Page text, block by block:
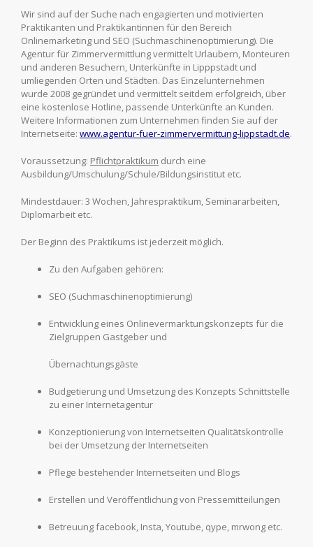
Wir sind auf der Suche nach engagierten und motivierten
Praktikanten und Praktikantinnen für den Bereich
Onlinemarketing und SEO (Suchmaschinenoptimierung). Die
Agentur für Zimmervermittlung vermittelt Urlaubern, Monteuren
und anderen Besuchern, Unterkünfte in Lipppstadt und
umliegenden Orten und Städten. Das Einzelunternehmen
wurde 2008 gegründet und vermittelt seitdem erfolgreich, über
eine kostenlose Hotline, passende Unterkünfte an Kunden.
Weitere Informationen zum Unternehmen finden Sie auf der
Internetseite: www.agentur-fuer-zimmervermittung-lippstadt.de.
Voraussetzung: Pflichtpraktikum durch eine
Ausbildung/Umschulung/Schule/Bildungsinstitut etc.
Mindestdauer: 3 Wochen, Jahrespraktikum, Seminararbeiten,
Diplomarbeit etc.
Der Beginn des Praktikums ist jederzeit möglich.
Zu den Aufgaben gehören:
SEO (Suchmaschinenoptimierung)
Entwicklung eines Onlinevermarktungskonzepts für die
Zielgruppen Gastgeber und
Übernachtungsgäste
Budgetierung und Umsetzung des Konzepts Schnittstelle
zu einer Internetagentur
Konzeptionierung von Internetseiten Qualitätskontrolle
bei der Umsetzung der Internetseiten
Pflege bestehender Internetseiten und Blogs
Erstellen und Veröffentlichung von Pressemitteilungen
Betreuung facebook, Insta, Youtube, qype, mrwong etc.